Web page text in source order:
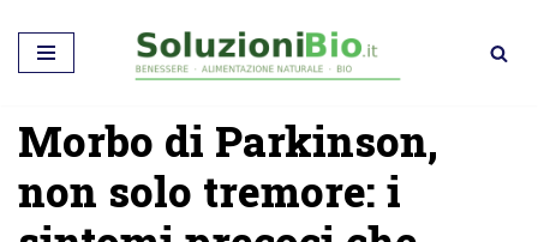
Vai
contenuto
Morbo di Parkinson,
non solo tremore: i